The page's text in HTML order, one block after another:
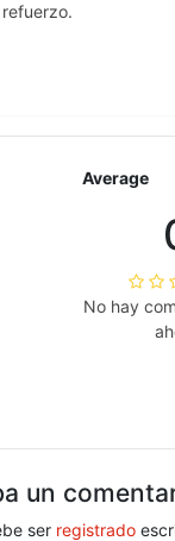
Average
No hay
un
ser registrado